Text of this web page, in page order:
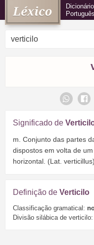
Significado de
m. Conjunto das partes
dispostos em volta de
horizontal. (Lat. verticillus)
Definição de Verticilo
Classificação gramatical:
Divisão silábica de verticilo: